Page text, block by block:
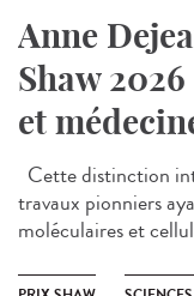
Anne
Shaw
et
Cette distinction
travaux pionniers
moléculaires et